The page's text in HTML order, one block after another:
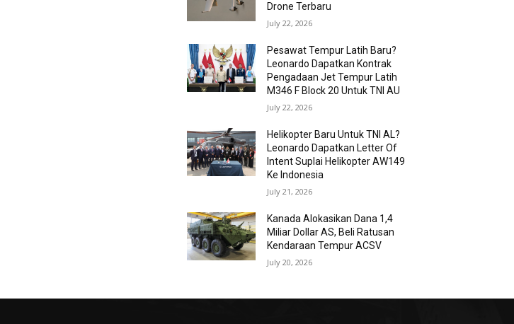
Drone Terbaru
July 22, 2026
Pesawat Tempur Latih Baru?
Leonardo Dapatkan Kontrak
Pengadaan Jet Tempur Latih
M346 F Block 20 Untuk TNI AU
July 22, 2026
Helikopter Baru Untuk TNI AL?
Leonardo Dapatkan Letter Of
Intent Suplai Helikopter AW149
Ke Indonesia
July 21, 2026
Kanada Alokasikan Dana 1,4
Miliar Dollar AS, Beli Ratusan
Kendaraan Tempur ACSV
July 20, 2026